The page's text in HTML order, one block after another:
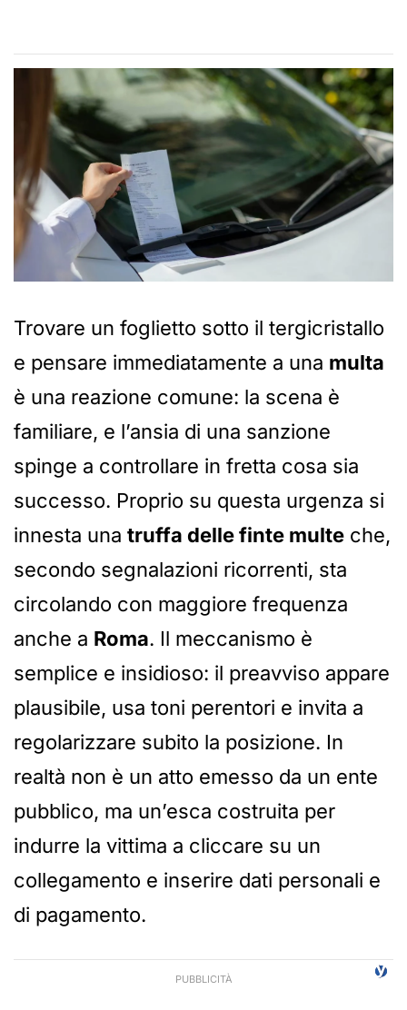
Trovare un foglietto sotto il tergicristallo
e pensare immediatamente a una multa
è una reazione comune: la scena è
familiare, e l’ansia di una sanzione
spinge a controllare in fretta cosa sia
successo. Proprio su questa urgenza si
innesta una truffa delle finte multe che,
secondo segnalazioni ricorrenti, sta
circolando con maggiore frequenza
anche a Roma. Il meccanismo è
semplice e insidioso: il preavviso appare
plausibile, usa toni perentori e invita a
regolarizzare subito la posizione. In
realtà non è un atto emesso da un ente
pubblico, ma un’esca costruita per
indurre la vittima a cliccare su un
collegamento e inserire dati personali e
di pagamento.